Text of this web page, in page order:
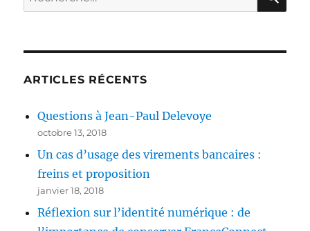
pour :
ARTICLES RÉCENTS
Questions à Jean-Paul Delevoye
octobre 13, 2018
Un cas d’usage des virements bancaires :
freins et proposition
janvier 18, 2018
Réflexion sur l’identité numérique : de